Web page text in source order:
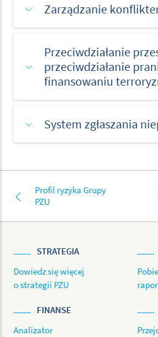
Zarządzanie
Przeciwdziałanie
przeciwdziałanie
finansowaniu
System zgłaszania
Profil ryzyka Grupy
PZU
STRATEGIA
Dowiedz się więcej
o strategii PZU
FINANSE
Analizator